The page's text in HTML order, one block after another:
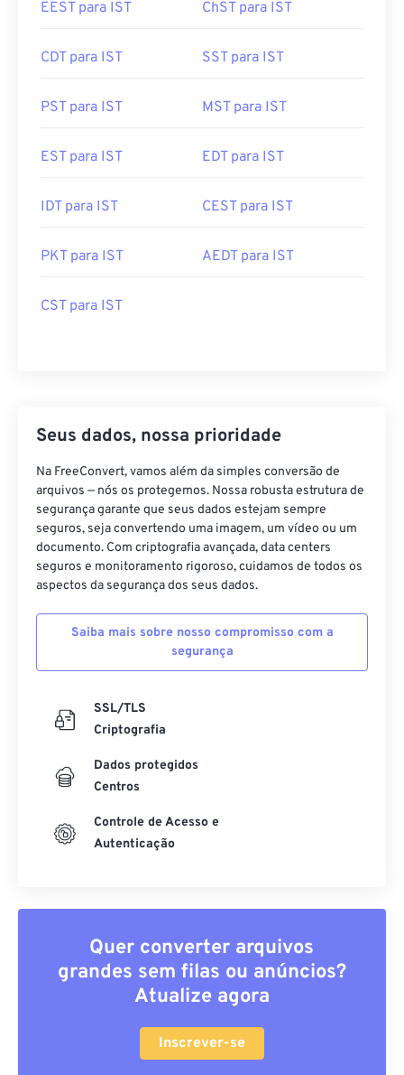
EEST para IST ChST para IST
CDT para IST SST para IST
PST para IST MST para IST
EST para IST EDT para IST
IDT para IST CEST para IST
PKT para IST AEDT para IST
CST para IST
Seus dados, nossa prioridade
Na FreeConvert, vamos além da simples conversão de
arquivos — nós os protegemos. Nossa robusta estrutura de
segurança garante que seus dados estejam sempre
seguros, seja convertendo uma imagem, um vídeo ou um
documento. Com criptografia avançada, data centers
seguros e monitoramento rigoroso, cuidamos de todos os
aspectos da segurança dos seus dados.
Saiba mais sobre nosso compromisso com a
segurança
SSL/TLS
Criptografia
Dados protegidos
Centros
Controle de Acesso e
Autenticação
Quer converter arquivos
grandes sem filas ou anúncios?
Atualize agora
Inscrever-se